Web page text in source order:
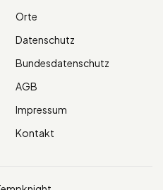
Orte
Datenschutz
Bundesdatenschutz
AGB
Impressum
Kontakt